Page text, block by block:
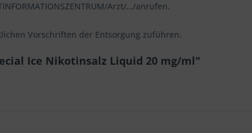
Arzt/…/anrufen.
Vorschriften der Entsorgung zuführen.
Ice Nikotinsalz Liquid 20 mg/ml"